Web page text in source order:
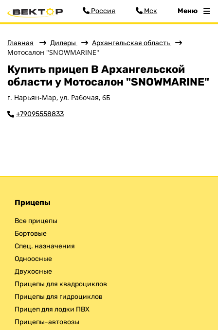
Главная
Россия Мск Меню
Главная Дилеры Архангельская область
Мотосалон "SNOWMARINE"
Купить прицеп В Архангельской
области у Мотосалон "SNOWMARINE"
г. Нарьян-Мар, ул. Рабочая, 6Б
+79095558833
Прицепы
Все прицепы
Бортовые
Спец. назначения
Одноосные
Двухосные
Прицепы для квадроциклов
Прицепы для гидроциклов
Прицеп для лодки ПВХ
Прицепы-автовозы